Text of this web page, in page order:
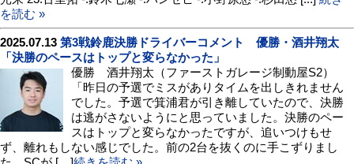
を読む »
2025.07.13 第3戦鈴鹿決勝ドライバーコメント 優勝・酒井翔太
「決勝のペースはトップと変らなかった」
優勝 酒井翔太（ファーストガレージ制動屋S2）
「昨日の予選でミスがありタイムを出しきれません
でした。予選で箕浦君が引き離していたので、決勝
は逃がさないようにと思っていました。決勝のペー
スはトップと変らなかったですが、追いつけもせ
ず、離れもしない感じでした。前の2台を抜くのに手こずりまし